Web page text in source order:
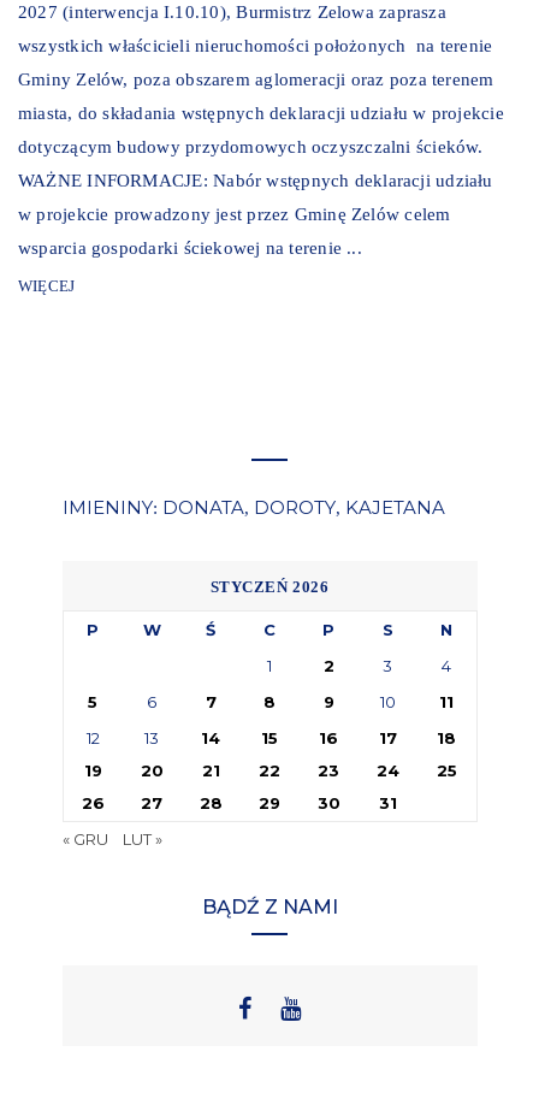
2027 (interwencja I.10.10), Burmistrz Zelowa zaprasza
wszystkich właścicieli nieruchomości położonych na terenie
Gminy Zelów, poza obszarem aglomeracji oraz poza terenem
miasta, do składania wstępnych deklaracji udziału w projekcie
dotyczącym budowy przydomowych oczyszczalni ścieków.
WAŻNE INFORMACJE: Nabór wstępnych deklaracji udziału
w projekcie prowadzony jest przez Gminę Zelów celem
wsparcia gospodarki ściekowej na terenie ...
WIĘCEJ
IMIENINY: DONATA, DOROTY, KAJETANA
STYCZEŃ 2026
P W Ś C P S
N
1
2 3
4
5
6 7 8 9 10
11
12
13 14 15 16 17
18
19
20 21 22 23 24
25
26
27 28 29 30
31
« GRU
LUT »
BĄDŹ Z NAMI